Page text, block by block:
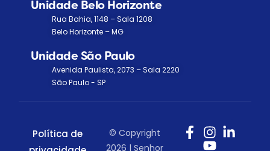
Unidade Belo Horizonte
Rua Bahia, 1148 – Sala 1208
Belo Horizonte – MG
Unidade São Paulo
Avenida Paulista, 2073 – Sala 2220
São Paulo - SP
Política de
© Copyright
2026 | Senhor